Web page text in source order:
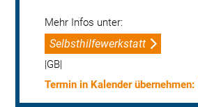
Mehr Infos unter:
Selbsthilfewerkstatt
|GB|